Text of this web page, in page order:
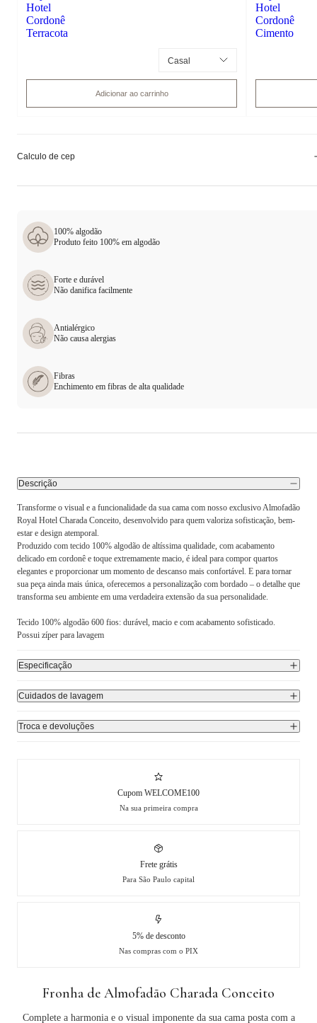
Adicionar ao carrinho
Calculo de cep
100% algodão
Produto feito 100% em algodão
Forte e durável
Não danifica facilmente
Antialérgico
Não causa alergias
Fibras
Enchimento em fibras de alta qualidade
Descrição
Transforme o visual e a funcionalidade da sua cama com nosso exclusivo Almofadão
Royal Hotel Charada Conceito, desenvolvido para quem valoriza sofisticação, bem-
estar e design atemporal.
Produzido com tecido 100% algodão de altíssima qualidade, com acabamento
delicado em cordonê e toque extremamente macio, é ideal para compor quartos
elegantes e proporcionar um momento de descanso mais confortável. E para tornar
sua peça ainda mais única, oferecemos a personalização com bordado – o detalhe que
transforma seu ambiente em uma verdadeira extensão da sua personalidade.
Tecido 100% algodão 600 fios: durável, macio e com acabamento sofisticado.
Possui zíper para lavagem
Especificação
Cuidados de lavagem
Troca e devoluções
Cupom WELCOME100
Na sua primeira compra
Frete grátis
Para São Paulo capital
5% de desconto
Nas compras com o PIX
Fronha de Almofadão Charada Conceito
Complete a harmonia e o visual imponente da sua cama posta com a